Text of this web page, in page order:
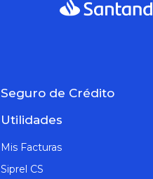
Seguro de Crédito
Utilidades
Mis Facturas
Siprel CS